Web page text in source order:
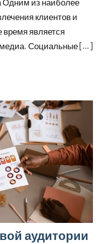
Одним из наиболее
клиентов и
является
Социальные […]
аудитории